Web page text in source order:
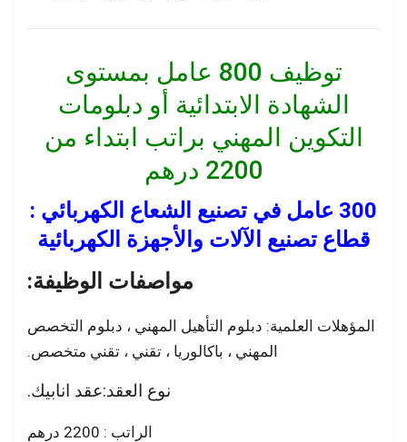
توظيف 800 عامل بمستوى
الشهادة الابتدائية أو دبلومات
التكوين المهني براتب ابتداء من
2200 درهم
300 عامل في تصنيع الشعاع الكهربائي :
قطاع تصنيع الآلات والأجهزة الكهربائية
مواصفات الوظيفة:
المؤهلات العلمية: دبلوم التأهيل المهني ، دبلوم التخصص
المهني ، باكالوريا ، تقني ، تقني متخصص.
نوع العقد:عقد انابيك.
الراتب : 2200 درهم